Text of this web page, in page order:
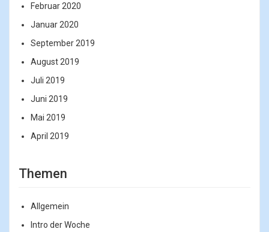
Februar 2020
Januar 2020
September 2019
August 2019
Juli 2019
Juni 2019
Mai 2019
April 2019
Themen
Allgemein
Intro der Woche